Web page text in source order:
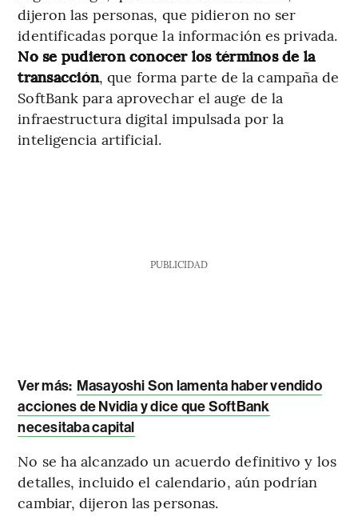
dijeron las personas, que pidieron no ser
identificadas porque la información es privada.
No se pudieron conocer los términos de la
transacción, que forma parte de la campaña de
SoftBank para aprovechar el auge de la
infraestructura digital impulsada por la
inteligencia artificial.
PUBLICIDAD
Ver más: Masayoshi Son lamenta haber vendido
acciones de Nvidia y dice que SoftBank
necesitaba capital
No se ha alcanzado un acuerdo definitivo y los
detalles, incluido el calendario, aún podrían
cambiar, dijeron las personas.